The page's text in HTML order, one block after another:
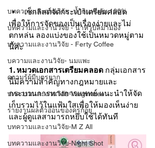
บทความและงานวิจัย -น้ำอินทผลัม 100%
บทความและงานวิจัย - น้ำหัวปลีมามอง
บทความและงานวิจัย - Ferty Coffee
บความและงานวิจัย- นมแพะ
ความรู้ผู้มีบุตรยาก
บทความและงานวิจัย-Varginaree
รายงานผลตัวอ่อนของครูก้อย
บทความและงานวิจัย-M Z All
บทความและงานวิจัย-Night Shot
เช็กลิสต์จัดกระเป๋าเตรียมคลอด
เพื่อให้การจัดของเป็นเรื่องง่ายและไม่
ตกหล่น ลองแบ่งของใช้เป็นหมวดหมู่ตาม
นี้ค่ะ
1. หมวดเอกสารเตรียมคลอด กลุ่มเอกสาร
นี้มีความสำคัญทางกฎหมายและ
กระบวนการทางการแพทย์ แนะนำให้จัด
เก็บรวมไว้ในแฟ้มใสเพื่อให้มองเห็นง่าย
และผู้ดูแลสามารถหยิบใช้ได้ทันที